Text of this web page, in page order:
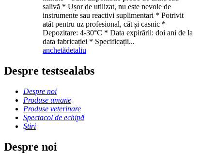
salivă * Ușor de utilizat, nu este nevoie de
instrumente sau reactivi suplimentari * Potrivit
atât pentru uz profesional, cât și casnic *
Depozitare: 4-30°C * Data expirării: doi ani de la
data fabricației * Specificații...
anchetădetaliu
Despre testsealabs
Despre noi
Produse umane
Produse veterinare
Spectacol de echipă
Ştiri
Despre noi